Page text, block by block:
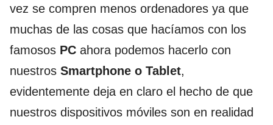
vez se compren menos ordenadores ya que
muchas de las cosas que hacíamos con los
famosos PC ahora podemos hacerlo con
nuestros Smartphone o Tablet,
evidentemente deja en claro el hecho de que
nuestros dispositivos móviles son en realidad